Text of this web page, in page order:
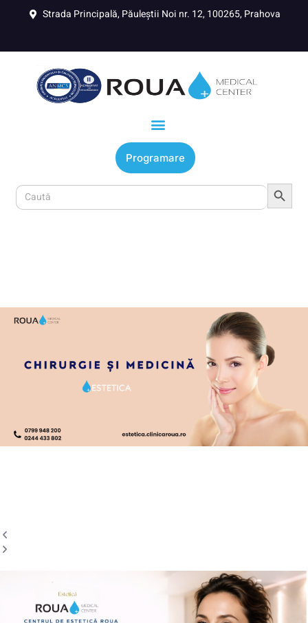
Strada Principală, Păuleștii Noi nr. 12, 100265, Prahova
Programare
Search
Search Button